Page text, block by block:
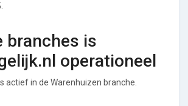
branches is
operationeel
actief in de Warenhuizen branche.